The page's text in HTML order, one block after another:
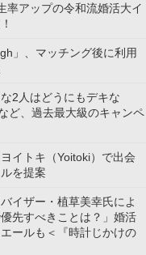
率アップの令和流婚活大イ
」、マッチング後に利用
2人はどうにもデキな
ど、過去最大級のキャンペ
イトキ（Yoitoki）で出会
を提案
イザー・植草美幸氏によ
先すべきことは？」婚活
ールも＜『時計じかけの